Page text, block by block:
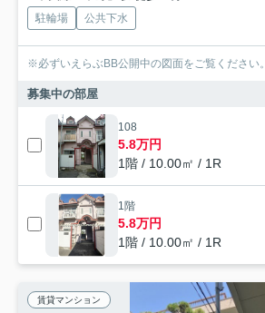
駐輪場 公共下水
※必ずいえらぶBB公開中の図面をご覧ください。
募集中の部屋
108
5.8万円
1階 / 10.00㎡ / 1R
1階
5.8万円
1階 / 10.00㎡ / 1R
賃貸マンション